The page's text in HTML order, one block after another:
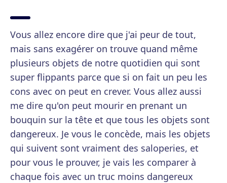
Vous allez encore dire que j'ai peur de tout,
mais sans exagérer on trouve quand même
plusieurs objets de notre quotidien qui sont
super flippants parce que si on fait un peu les
cons avec on peut en crever. Vous allez aussi
me dire qu'on peut mourir en prenant un
bouquin sur la tête et que tous les objets sont
dangereux. Je vous le concède, mais les objets
qui suivent sont vraiment des saloperies, et
pour vous le prouver, je vais les comparer à
chaque fois avec un truc moins dangereux